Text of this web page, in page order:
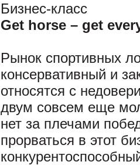
Бизнес-класс
Get horse – get
Рынок спортивных
консервативный и
относятся с
двум совсем еще
нет за плечами
прорваться в этот